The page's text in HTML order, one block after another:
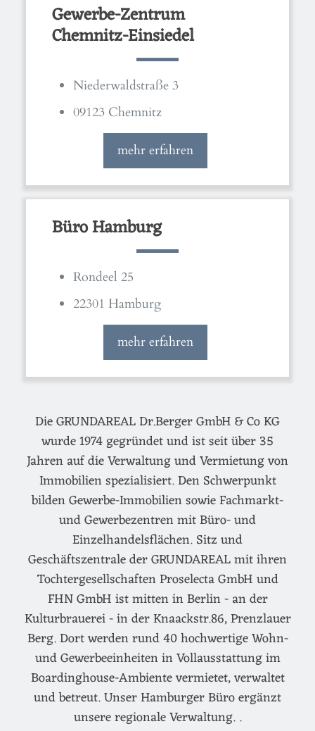
Gewerbe-Zentrum
Chemnitz-Einsiedel
Niederwaldstraße 3
09123 Chemnitz
mehr erfahren
Büro Hamburg
Rondeel 25
22301 Hamburg
mehr erfahren
Die GRUNDAREAL Dr.Berger GmbH & Co KG
wurde 1974 gegründet und ist seit über 35
Jahren auf die Verwaltung und Vermietung von
Immobilien spezialisiert. Den Schwerpunkt
bilden Gewerbe-Immobilien sowie Fachmarkt-
und Gewerbezentren mit Büro- und
Einzelhandelsflächen. Sitz und
Geschäftszentrale der GRUNDAREAL mit ihren
Tochtergesellschaften Proselecta GmbH und
FHN GmbH ist mitten in Berlin - an der
Kulturbrauerei - in der Knaackstr.86, Prenzlauer
Berg. Dort werden rund 40 hochwertige Wohn-
und Gewerbeeinheiten in Vollausstattung im
Boardinghouse-Ambiente vermietet, verwaltet
und betreut. Unser Hamburger Büro ergänzt
unsere regionale Verwaltung. .